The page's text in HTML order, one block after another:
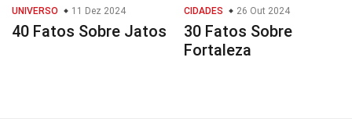
UNIVERSO 11 Dez 2024
40 Fatos Sobre Jatos
CIDADES 26 Out 2024
30 Fatos Sobre
Fortaleza